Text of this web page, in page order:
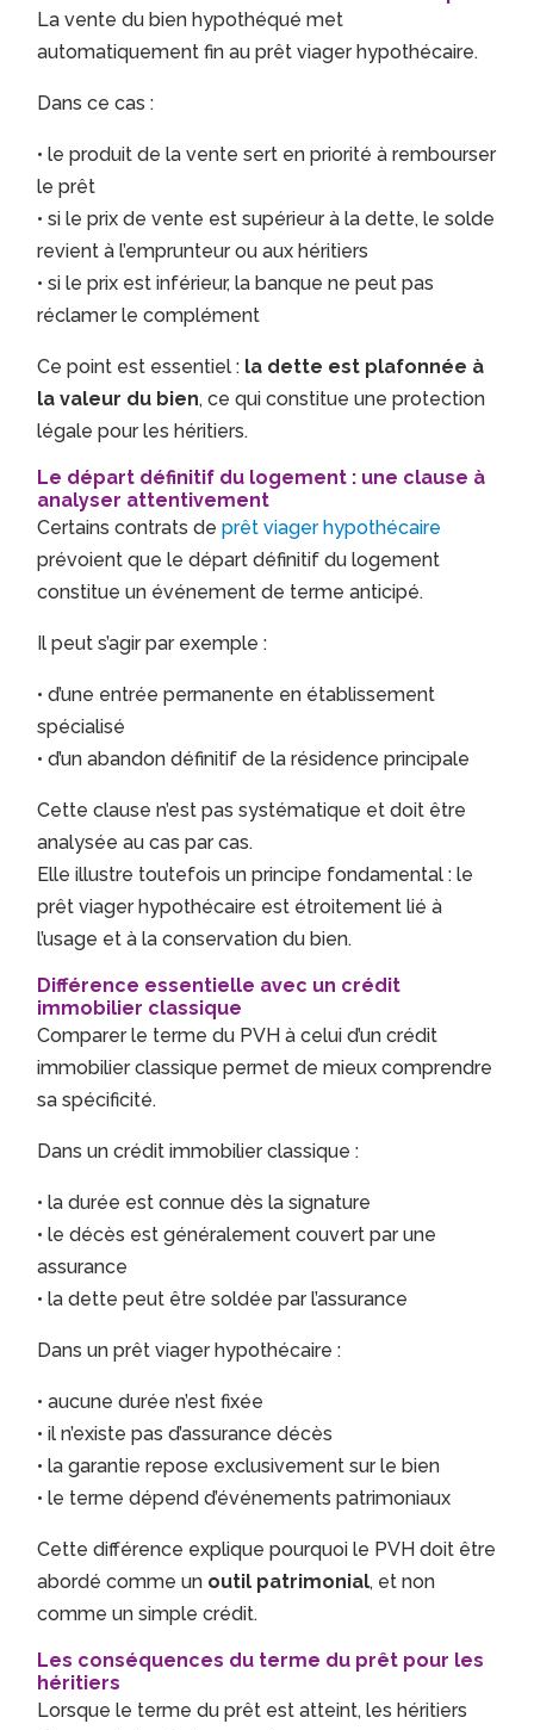
La vente du bien hypothéqué met
automatiquement fin au prêt viager hypothécaire.
Dans ce cas :
• le produit de la vente sert en priorité à rembourser
le prêt
• si le prix de vente est supérieur à la dette, le solde
revient à l’emprunteur ou aux héritiers
• si le prix est inférieur, la banque ne peut pas
réclamer le complément
Ce point est essentiel : la dette est plafonnée à
la valeur du bien, ce qui constitue une protection
légale pour les héritiers.
Le départ définitif du logement : une clause à
analyser attentivement
Certains contrats deprêt viager hypothécaire
prévoient que le départ définitif du logement
constitue un événement de terme anticipé.
Il peut s’agir par exemple :
• d’une entrée permanente en établissement
spécialisé
• d’un abandon définitif de la résidence principale
Cette clause n’est pas systématique et doit être
analysée au cas par cas.
Elle illustre toutefois un principe fondamental : le
prêt viager hypothécaire est étroitement lié à
l’usage et à la conservation du bien.
Différence essentielle avec un crédit
immobilier classique
Comparer le terme du PVH à celui d’un crédit
immobilier classique permet de mieux comprendre
sa spécificité.
Dans un crédit immobilier classique :
• la durée est connue dès la signature
• le décès est généralement couvert par une
assurance
• la dette peut être soldée par l’assurance
Dans un prêt viager hypothécaire :
• aucune durée n’est fixée
• il n’existe pas d’assurance décès
• la garantie repose exclusivement sur le bien
• le terme dépend d’événements patrimoniaux
Cette différence explique pourquoi le PVH doit être
abordé comme un outil patrimonial, et non
comme un simple crédit.
Les conséquences du terme du prêt pour les
héritiers
Lorsque le terme du prêt est atteint, les héritiers